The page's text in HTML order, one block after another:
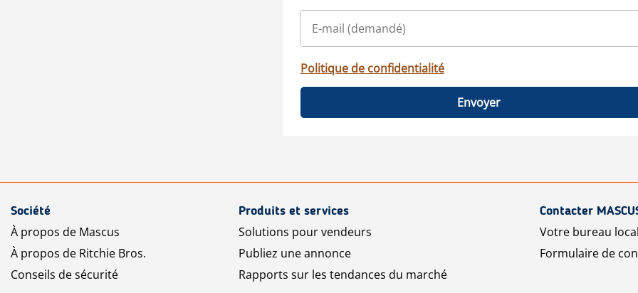
Politique de confidentialité
Envoyer
Société
À propos de Mascus
À propos de Ritchie Bros.
Conseils de sécurité
Produits et services
Solutions pour vendeurs
Publiez une annonce
Rapports sur les tendances du marché
Contacter
Votre bureau
Formulaire de